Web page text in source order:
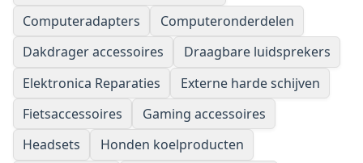
Computeradapters
Computeronderdelen
Dakdrager accessoires
Draagbare luidsprekers
Elektronica Reparaties
Externe harde schijven
Fietsaccessoires
Gaming accessoires
Headsets
Honden koelproducten